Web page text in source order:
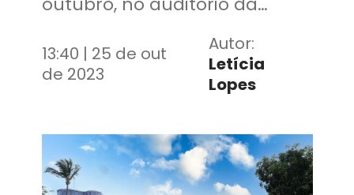
mais de 30 pesquisadores
nacionais e internacionais
13:40 | 25 de out
de 2023
Autor:
Letícia
Lopes